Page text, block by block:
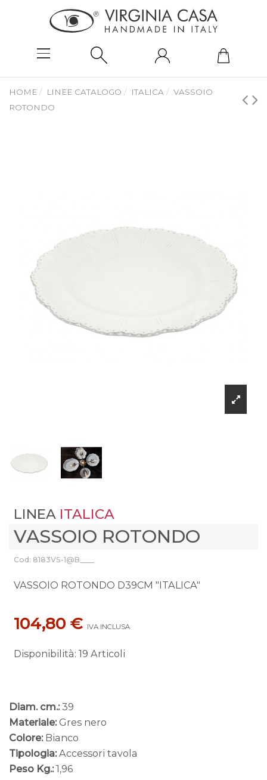
HOME LINEE CATALOGO ITALICA
VASSOIO
ROTONDO
LINEA ITALICA
VASSOIO ROTONDO
Cod: 8183VS-1@B____
VASSOIO ROTONDO D39CM "ITALICA"
104,80 € IVA INCLUSA
Disponibilità: 19 Articoli
Diam. cm.: 39
Materiale: Gres nero
Colore: Bianco
Tipologia: Accessori tavola
Peso Kg.: 1,96